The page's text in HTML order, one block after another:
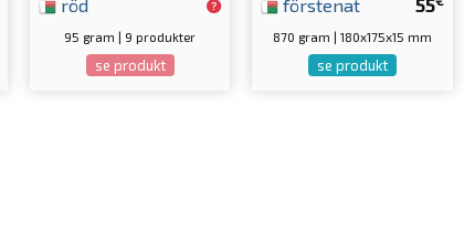
95 gram | 9 produkter
se produkt
870 gram | 180x175x15 mm
se produkt